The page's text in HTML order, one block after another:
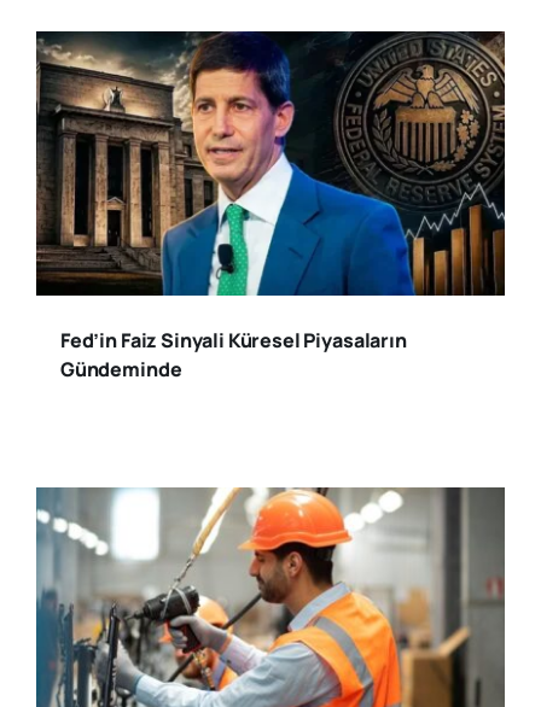
Fed’in Faiz Sinyali Küresel Piyasaların
Gündeminde